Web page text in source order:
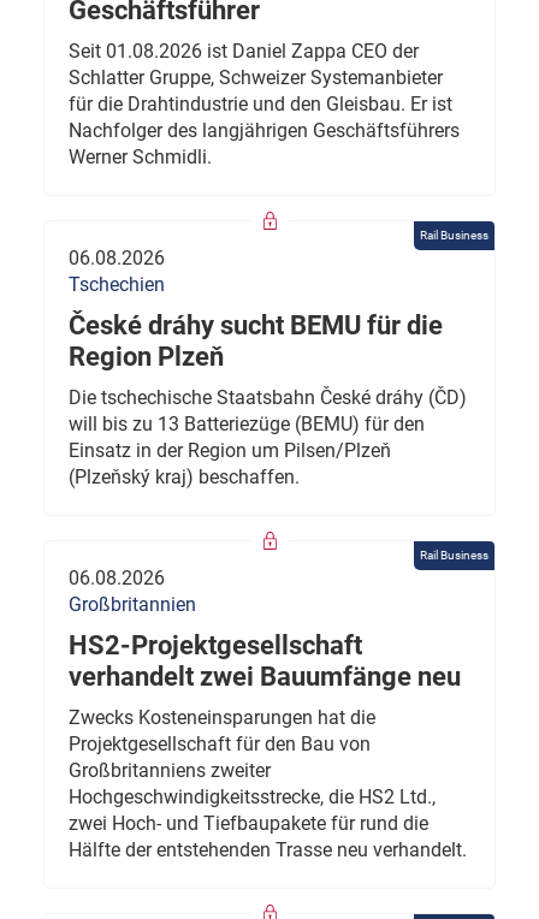
Geschäftsführer
Seit 01.08.2026 ist Daniel Zappa CEO der
Schlatter Gruppe, Schweizer Systemanbieter
für die Drahtindustrie und den Gleisbau. Er ist
Nachfolger des langjährigen Geschäftsführers
Werner Schmidli.
Rail Business
06.08.2026
Tschechien
České dráhy sucht BEMU für die
Region Plzeň
Die tschechische Staatsbahn České dráhy (ČD)
will bis zu 13 Batteriezüge (BEMU) für den
Einsatz in der Region um Pilsen/Plzeň
(Plzeňský kraj) beschaffen.
Rail Business
06.08.2026
Großbritannien
HS2-Projektgesellschaft
verhandelt zwei Bauumfänge neu
Zwecks Kosteneinsparungen hat die
Projektgesellschaft für den Bau von
Großbritanniens zweiter
Hochgeschwindigkeitsstrecke, die HS2 Ltd.,
zwei Hoch- und Tiefbaupakete für rund die
Hälfte der entstehenden Trasse neu verhandelt.